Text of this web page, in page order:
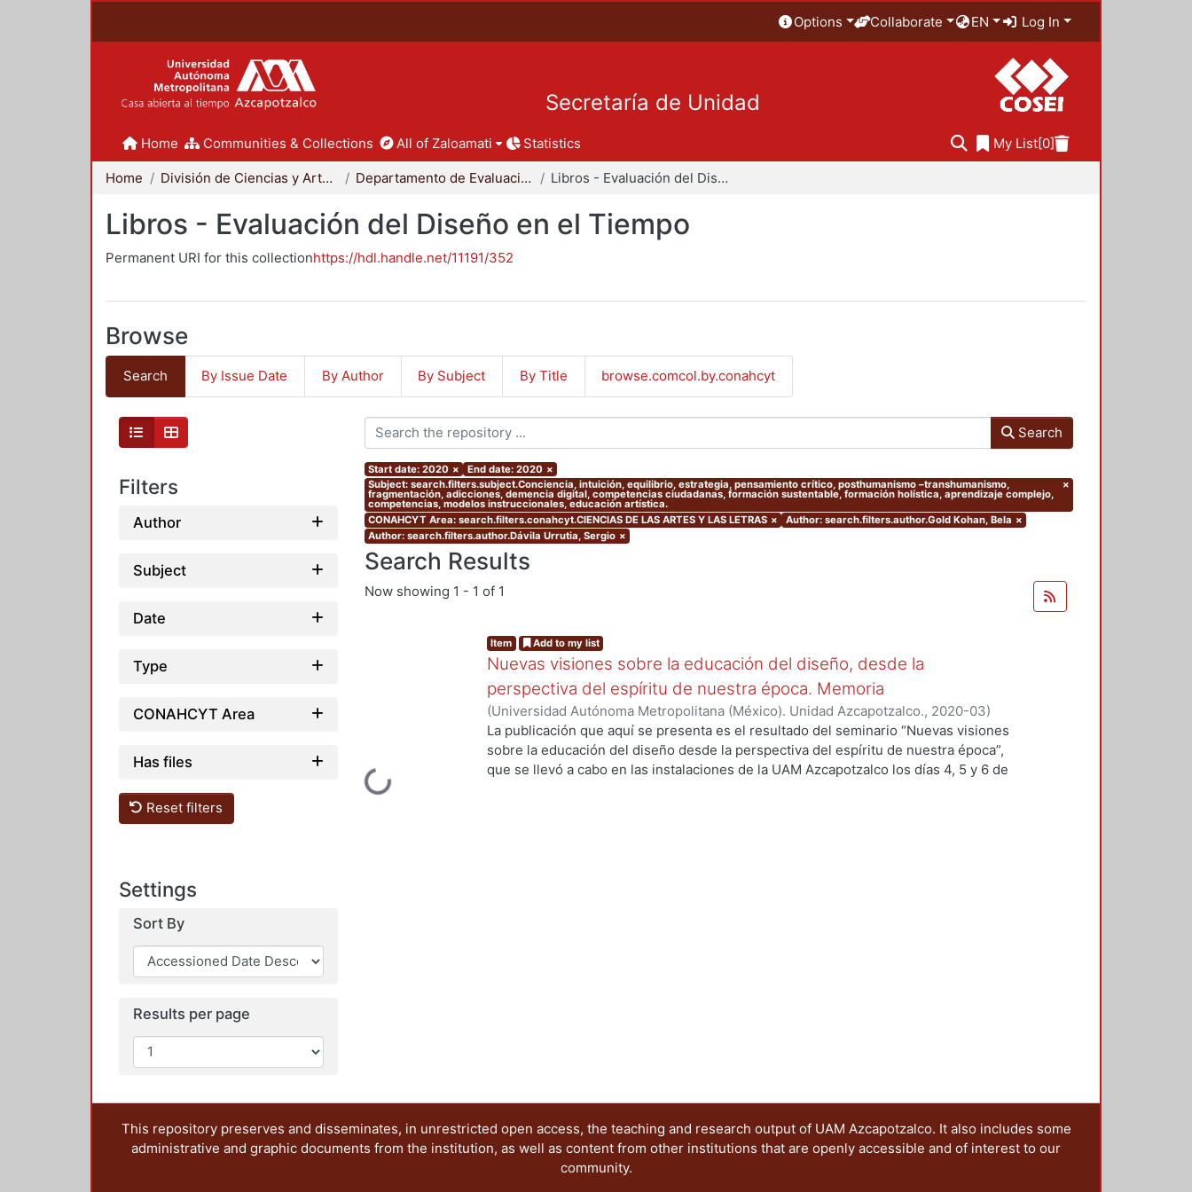
Options Collaborate EN Log In
Secretaría de Unidad
Home Communities & Collections All of Zaloamati Statistics My List[0]
Home División de Ciencias y Artes para el Diseño Departamento de Evaluación del Diseño en el Tiempo Libros - Evaluación del Diseño en el Tiempo
Libros - Evaluación del Diseño en el Tiempo
Permanent URI for this collectionhttps://hdl.handle.net/11191/352
Browse
Search By Issue Date By Author By Subject By Title browse.comcol.by.conahcyt
Filters
Author
Subject
Date
Type
CONAHCYT Area
Has files
Reset filters
Settings
Sort By
Results per page
Search
Start date: 2020 × End date: 2020 ×
Subject: search.filters.subject.Conciencia, intuición, equilibrio, estrategia, pensamiento crítico, posthumanismo –transhumanismo,
fragmentación, adicciones, demencia digital, competencias ciudadanas, formación sustentable, formación holística, aprendizaje complejo,
competencias, modelos instruccionales, educación artística.
×
CONAHCYT Area: search.filters.conahcyt.CIENCIAS DE LAS ARTES Y LAS LETRAS × Author: search.filters.author.Gold Kohan, Bela ×
Author: search.filters.author.Dávila Urrutia, Sergio ×
Search Results
Now showing 1 - 1 of 1
Loading...
Item Add to my list
Nuevas visiones sobre la educación del diseño, desde la
perspectiva del espíritu de nuestra época. Memoria
(Universidad Autónoma Metropolitana (México). Unidad Azcapotzalco., 2020-03)
Myers, Marie J.;Gold Kohan, Bela;Dávila Urrutia, Sergio ;Hirata Kitahara, Miguel;
Soto Walls, Luis Jorge; Tovar Romero, Iarene
La publicación que aquí se presenta es el resultado del seminario “Nuevas visiones
sobre la educación del diseño desde la perspectiva del espíritu de nuestra época”,
que se llevó a cabo en las instalaciones de la UAM Azcapotzalco los días 4, 5 y 6 de
This repository preserves and disseminates, in unrestricted open access, the teaching and research output of UAM Azcapotzalco. It also includes some
administrative and graphic documents from the institution, as well as content from other institutions that are openly accessible and of interest to our
community.